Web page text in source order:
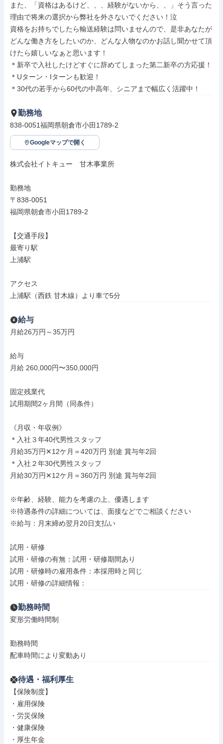
また、「資格はあるけど、、、経験がないから、、」そう言った
理由で将来の選択から弊社を外さないでください！泣
資格をお持ちでしたら輸送経験は問いませんので、是非あなたが
どんな働き方をしたいのか、どんな人物なのかお話し聞かせて頂
けたら嬉しいなぁと思います！
＊新卒で入社したけどすぐに辞めてしまった第二新卒の方応援！
＊Uターン・Iターンも歓迎！
＊30代の若手から60代の中高年、シニアまで幅広く活躍中！
勤務地
838-0051福岡県朝倉市小田1789-2
Googleマップで開く
株式会社イトキュー　甘木事業所
勤務地
〒838-0051
福岡県朝倉市小田1789-2
【交通手段】
最寄り駅
上浦駅
アクセス
上浦駅（西鉄 甘木線）より車で5分
給与
月給26万円～35万円
給与
月給 260,000円〜350,000円
固定残業代
試用期間2ヶ月間（同条件）
《月収・年収例》
＊入社３年40代男性スタッフ
月給35万円✕12ケ月＝420万円 別途 賞与年2回
＊入社２年30代男性スタッフ
月給30万円✕12ケ月＝360万円 別途 賞与年2回
※年齢、経験、能力を考慮の上、優遇します
※待遇条件の詳細については、面接などでご相談ください
※給与：月末締め翌月20日支払い
試用・研修
試用・研修の有無：試用・研修期間あり
試用・研修時の雇用条件：本採用時と同じ
試用・研修の詳細情報：
勤務時間
変形労働時間制
勤務時間
配車時間により変動あり
待遇・福利厚生
【保険制度】
・雇用保険
・労災保険
・健康保険
・厚生年金